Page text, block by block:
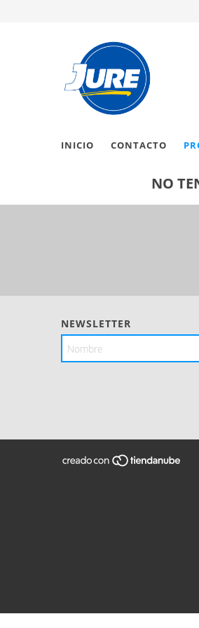
INICIO CONTACTO
NO
NEWSLETTER